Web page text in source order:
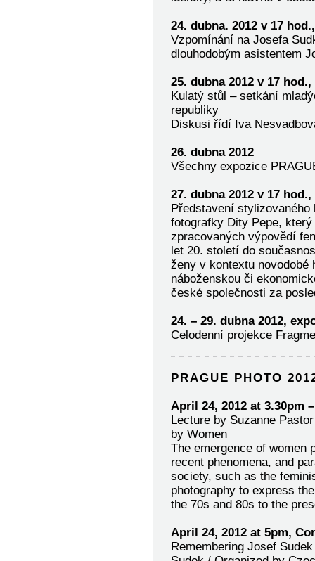
24. dubna. 2012 v 17
Vzpomínání na Josefa
dlouhodobým asistentem
25. dubna 2012 v 17
Kulatý stůl – setkání
republiky
Diskusi řídí Iva
26. dubna 2012
Všechny expozice
27. dubna 2012 v 17
Představení
fotografky Dity Pepe,
zpracovaných výpovědí
let 20. století do
ženy v kontextu novodobé
náboženskou či
české společnosti za
24. – 29. dubna 2012,
Celodenní projekce
PRAGUE PHOTO
April 24, 2012 at 3.30pm
Lecture by Suzanne
by Women
The emergence of women
recent phenomena, and
society, such as the
photography to express
the 70s and 80s to the
April 24, 2012 at 5pm,
Remembering Josef